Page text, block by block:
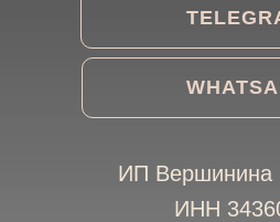
ИП Вершинина
ИНН